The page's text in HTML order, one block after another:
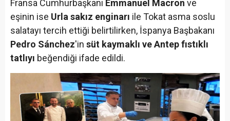
Fransa Cumhurbaşkanı Emmanuel Macron ve
eşinin ise Urla sakız enginarı ile Tokat asma soslu
salatayı tercih ettiği belirtilirken, İspanya Başbakanı
Pedro Sánchez'in süt kaymaklı ve Antep fıstıklı
tatlıyı beğendiği ifade edildi.